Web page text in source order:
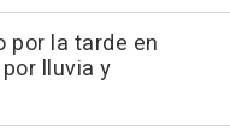
por la tarde en
lluvia y